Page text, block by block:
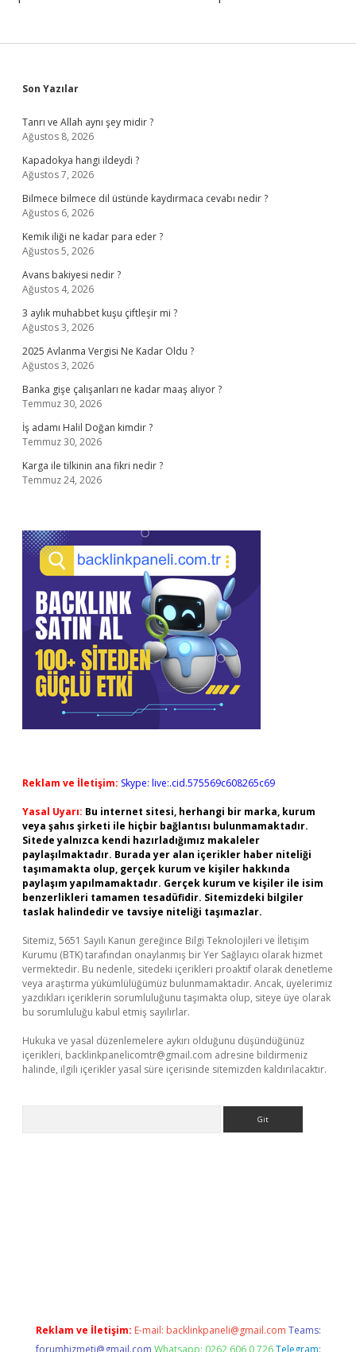
Sidebar
Son Yazılar
Tanrı ve Allah aynı şey midir ?
Ağustos 8, 2026
Kapadokya hangi ildeydi ?
Ağustos 7, 2026
Bilmece bilmece dil üstünde kaydırmaca cevabı nedir ?
Ağustos 6, 2026
Kemik iliği ne kadar para eder ?
Ağustos 5, 2026
Avans bakiyesi nedir ?
Ağustos 4, 2026
3 aylık muhabbet kuşu çiftleşir mi ?
Ağustos 3, 2026
2025 Avlanma Vergisi Ne Kadar Oldu ?
Ağustos 3, 2026
Banka gişe çalışanları ne kadar maaş alıyor ?
Temmuz 30, 2026
İş adamı Halil Doğan kimdir ?
Temmuz 30, 2026
Karga ile tilkinin ana fikri nedir ?
Temmuz 24, 2026
Reklam ve İletişim: Skype: live:.cid.575569c608265c69
Yasal Uyarı: Bu internet sitesi, herhangi bir marka, kurum
veya şahıs şirketi ile hiçbir bağlantısı bulunmamaktadır.
Sitede yalnızca kendi hazırladığımız makaleler
paylaşılmaktadır. Burada yer alan içerikler haber niteliği
taşımamakta olup, gerçek kurum ve kişiler hakkında
paylaşım yapılmamaktadır. Gerçek kurum ve kişiler ile isim
benzerlikleri tamamen tesadüfidir. Sitemizdeki bilgiler
taslak halindedir ve tavsiye niteliği taşımazlar.
Sitemiz, 5651 Sayılı Kanun gereğince Bilgi Teknolojileri ve İletişim
Kurumu (BTK) tarafından onaylanmış bir Yer Sağlayıcı olarak hizmet
vermektedir. Bu nedenle, sitedeki içerikleri proaktif olarak denetleme
veya araştırma yükümlülüğümüz bulunmamaktadır. Ancak, üyelerimiz
yazdıkları içeriklerin sorumluluğunu taşımakta olup, siteye üye olarak
bu sorumluluğu kabul etmiş sayılırlar.
Hukuka ve yasal düzenlemelere aykırı olduğunu düşündüğünüz
içerikleri, backlinkpanelicomtr@gmail.com adresine bildirmeniz
halinde, ilgili içerikler yasal süre içerisinde sitemizden kaldırılacaktır.
Reklam ve İletişim: E-mail: backlinkpaneli@gmail.com Teams:
forumhizmeti@gmail.com Whatsapp: 0262 606 0 726 Telegram: